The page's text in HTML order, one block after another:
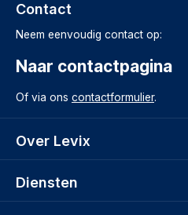
Contact
Neem eenvoudig contact op:
Naar contactpagina
Of via ons contactformulier.
Over Levix
Diensten